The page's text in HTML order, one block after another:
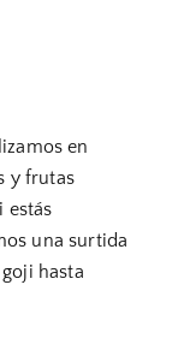
en
y frutas
estás
una surtida
hasta